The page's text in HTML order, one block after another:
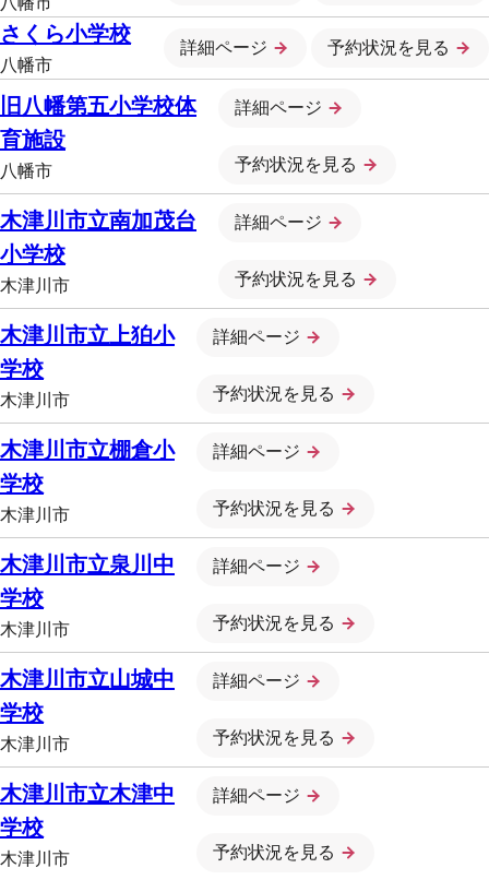
さくら小学校
八幡市
詳細ページ 予約状況を見る
旧八幡第五小学校体
育施設
八幡市
詳細ページ
予約状況を見る
木津川市立南加茂台
小学校
木津川市
詳細ページ
予約状況を見る
木津川市立上狛小
学校
木津川市
詳細ページ
予約状況を見る
木津川市立棚倉小
学校
木津川市
詳細ページ
予約状況を見る
木津川市立泉川中
学校
木津川市
詳細ページ
予約状況を見る
木津川市立山城中
学校
木津川市
詳細ページ
予約状況を見る
木津川市立木津中
学校
木津川市
詳細ページ
予約状況を見る